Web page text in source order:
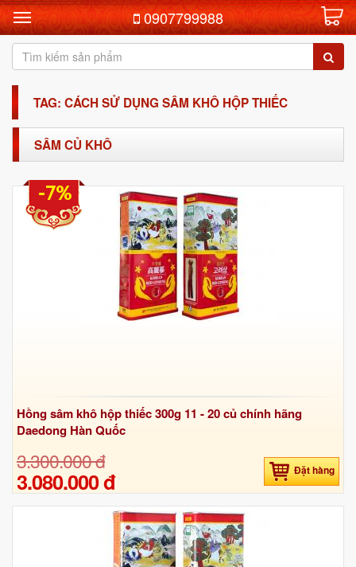
0907799988
TAG: CÁCH SỬ DỤNG SÂM KHÔ HỘP THIẾC
SÂM CỦ KHÔ
Hồng sâm khô hộp thiếc 300g 11 - 20 củ chính hãng
Daedong Hàn Quốc
3.300.000 đ
3.080.000 đ Đặt hàng
-7%